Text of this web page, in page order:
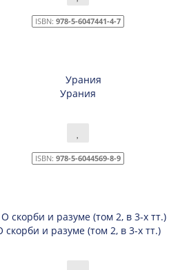
ISBN:978-5-6047441-4-7
Урания
ISBN:978-5-6044569-8-9
скорби и разуме (том 2, в 3-х тт.)